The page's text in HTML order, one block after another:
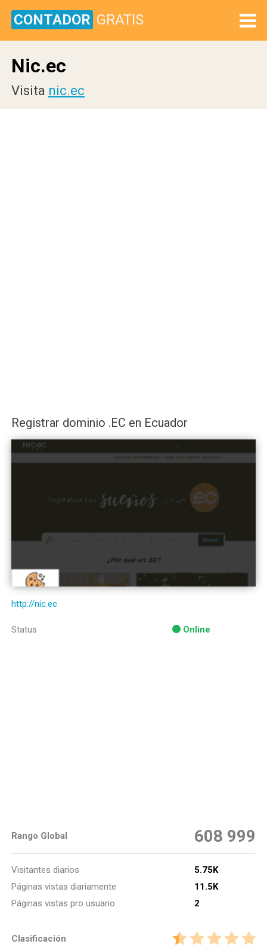
CONTADOR GRATIS
Nic.ec
Visita nic.ec
Registrar dominio .EC en Ecuador
http://nic.ec
Status Online
Rango Global 608 999
Visitantes diarios
5.75K
Páginas vistas diariamente
11.5K
Páginas vistas pro usuario
2
Clasificación